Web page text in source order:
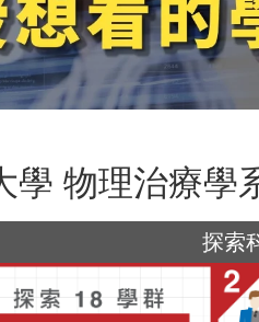
學 物理治療學
探索